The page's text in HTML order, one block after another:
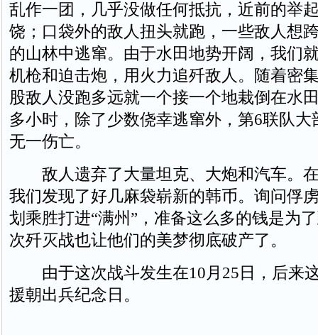
乱作一团，几乎没做任何抵抗，近前的举
饶；口袋外的敌人扭头就跑，一些敌人想
的山林中逃窜。由于水田地势开阔，我们
机枪和迫击炮，用火力追歼敌人。随着密
股敌人没跑多远就一个接一个地栽倒在水
多小时，除了少数侥幸逃窜外，第6联队大
无一伤亡。
敌人遗弃了大量坦克、大炮和汽车。
我们发现了好几麻袋崭新的韩币。询问俘
划乘胜打进“满州”，准备这么多的钱是为
次歼灭战也让他们的美梦彻底破产了。
由于这次战斗发生在10月25日，后来
援朝出兵纪念日。